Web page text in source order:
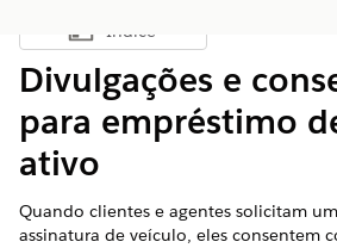
Mostrar índice
Índice
Divulgações e
para empréstimo
ativo
Quando clientes e agentes solicitam
assinatura de veículo, eles consentem